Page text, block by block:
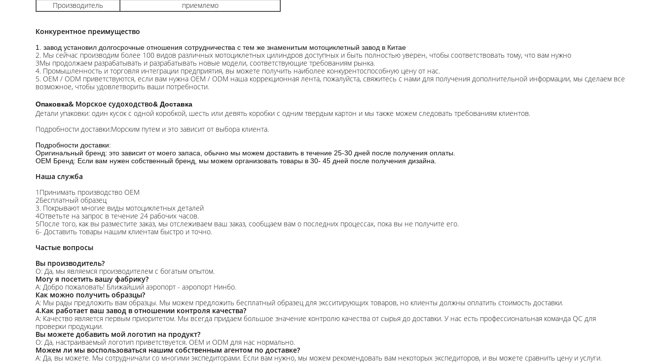
Производитель
приемлемо
Конкурентное преимущество
1. завод установил долгосрочные отношения сотрудничества с тем же знаменитым мотоциклетный завод в Китае
2. Мы сейчас производим более 100 видов различных мотоциклетных цилиндров доступных и быть полностью уверен, чтобы соответствовать тому, что вам нужно
3Мы продолжаем разрабатывать и разрабатывать новые модели, соответствующие требованиям рынка.
4. Промышленность и торговля интеграции предприятия, вы можете получить наиболее конкурентоспособную цену от нас.
5. OEM / ODM приветствуются, если вам нужна OEM / ODM наша коррекционная лента, пожалуйста, свяжитесь с нами для получения дополнительной информации, мы сделаем все
возможное, чтобы удовлетворить ваши потребности.
Опаковка& Морское судоходство& Доставка
Детали упаковки: один кусок с одной коробкой, шесть или девять коробки с одним твердым картон и мы также можем следовать требованиям клиентов.
Подробности доставки:Морским путем и это зависит от выбора клиента.
Подробности доставки:
Оригинальный бренд: это зависит от моего запаса, обычно мы можем доставить в течение 25-30 дней после получения оплаты.
OEM Бренд: Если вам нужен собственный бренд, мы можем организовать товары в 30- 45 дней после получения дизайна.
Наша служба
1Принимать производство OEM
2Бесплатный образец
3. Покрывают многие виды мотоциклетных деталей
4Ответьте на запрос в течение 24 рабочих часов.
5После того, как вы разместите заказ, мы отслеживаем ваш заказ, сообщаем вам о последних процессах, пока вы не получите его.
6- Доставить товары нашим клиентам быстро и точно.
Частые вопросы
Вы производитель?
О: Да, мы являемся производителем с богатым опытом.
Могу я посетить вашу фабрику?
А: Добро пожаловать! Ближайший аэропорт - аэропорт Нинбо.
Как можно получить образцы?
A: Мы рады предложить вам образцы. Мы можем предложить бесплатный образец для эксситирующих товаров, но клиенты должны оплатить стоимость доставки.
4.Как работает ваш завод в отношении контроля качества?
A: Качество является первым приоритетом. Мы всегда придаем большое значение контролю качества от сырья до доставки. У нас есть профессиональная команда QC для
проверки продукции.
Вы можете добавить мой логотип на продукт?
О: Да, настраиваемый логотип приветствуется. OEM и ODM для нас нормально.
Можем ли мы воспользоваться нашим собственным агентом по доставке?
A: Да, вы можете. Мы сотрудничали со многими экспедиторами. Если вам нужно, мы можем рекомендовать вам некоторых экспедиторов, и вы можете сравнить цену и услуги.